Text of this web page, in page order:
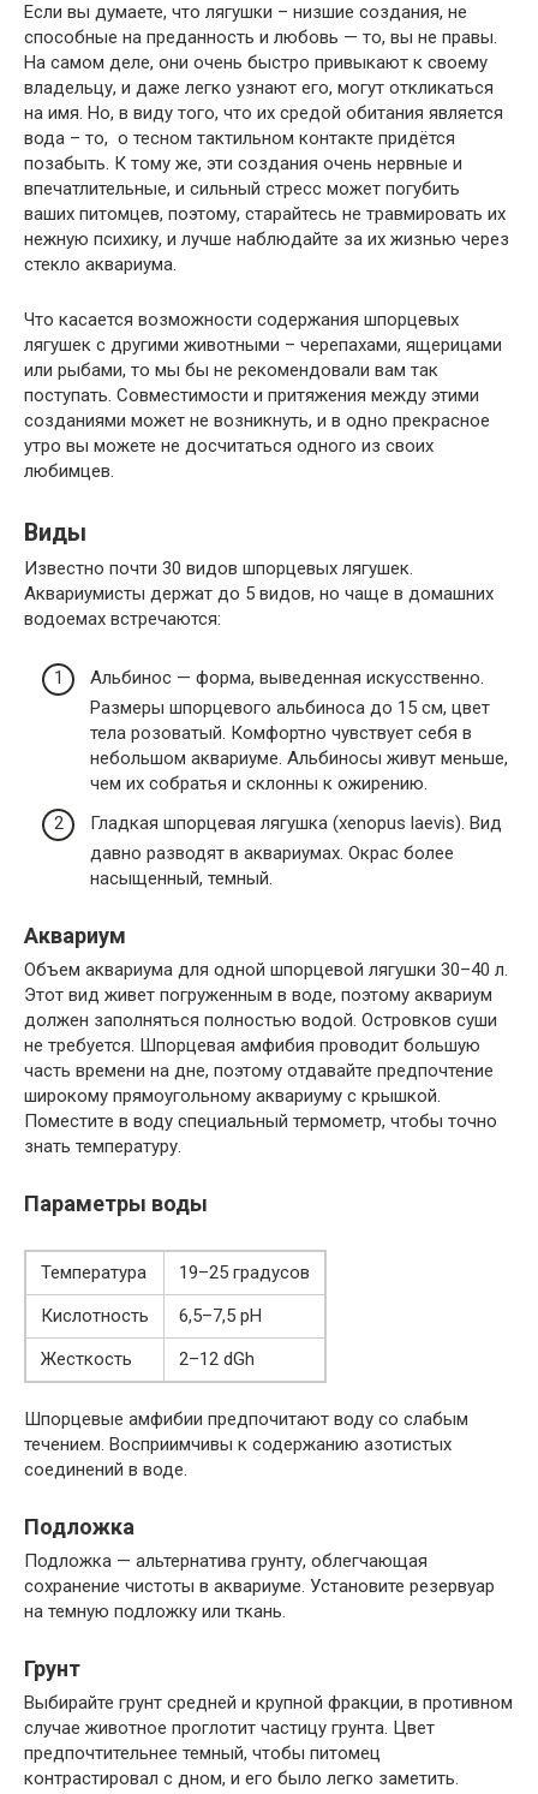
Если вы думаете, что лягушки – низшие создания, не
способные на преданность и любовь — то, вы не правы.
На самом деле, они очень быстро привыкают к своему
владельцу, и даже легко узнают его, могут откликаться
на имя. Но, в виду того, что их средой обитания является
вода – то, о тесном тактильном контакте придётся
позабыть. К тому же, эти создания очень нервные и
впечатлительные, и сильный стресс может погубить
ваших питомцев, поэтому, старайтесь не травмировать их
нежную психику, и лучше наблюдайте за их жизнью через
стекло аквариума.
Что касается возможности содержания шпорцевых
лягушек с другими животными – черепахами, ящерицами
или рыбами, то мы бы не рекомендовали вам так
поступать. Совместимости и притяжения между этими
созданиями может не возникнуть, и в одно прекрасное
утро вы можете не досчитаться одного из своих
любимцев.
Виды
Известно почти 30 видов шпорцевых лягушек.
Аквариумисты держат до 5 видов, но чаще в домашних
водоемах встречаются:
Альбинос — форма, выведенная искусственно.
Размеры шпорцевого альбиноса до 15 см, цвет
тела розоватый. Комфортно чувствует себя в
небольшом аквариуме. Альбиносы живут меньше,
чем их собратья и склонны к ожирению.
Гладкая шпорцевая лягушка (xenopus laevis). Вид
давно разводят в аквариумах. Окрас более
насыщенный, темный.
Аквариум
Объем аквариума для одной шпорцевой лягушки 30–40 л.
Этот вид живет погруженным в воде, поэтому аквариум
должен заполняться полностью водой. Островков суши
не требуется. Шпорцевая амфибия проводит большую
часть времени на дне, поэтому отдавайте предпочтение
широкому прямоугольному аквариуму с крышкой.
Поместите в воду специальный термометр, чтобы точно
знать температуру.
Параметры воды
Температура
19–25 градусов
Кислотность
6,5–7,5 pH
Жесткость
2–12 dGh
Шпорцевые амфибии предпочитают воду со слабым
течением. Восприимчивы к содержанию азотистых
соединений в воде.
Подложка
Подложка — альтернатива грунту, облегчающая
сохранение чистоты в аквариуме. Установите резервуар
на темную подложку или ткань.
Грунт
Выбирайте грунт средней и крупной фракции, в противном
случае животное проглотит частицу грунта. Цвет
предпочтительнее темный, чтобы питомец
контрастировал с дном, и его было легко заметить.